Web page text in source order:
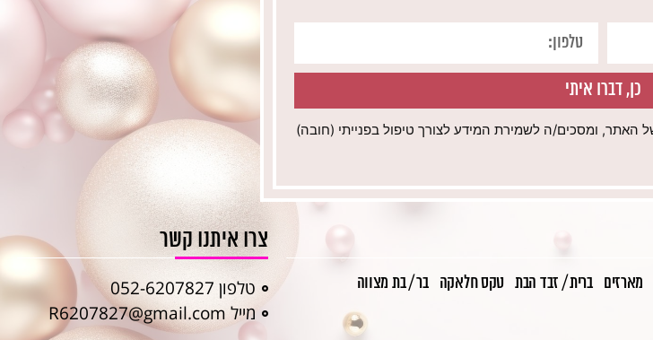
כן, דברו איתי
האתר, ומסכים/ה לשמירת המידע לצורך טיפול בפנייתי (חובה)
מארזים ברית / זבד הבת טקס חלאקה בר / בת מצווה
צרו איתנו קשר
טלפון 052-6207827
מייל R6207827@gmail.com